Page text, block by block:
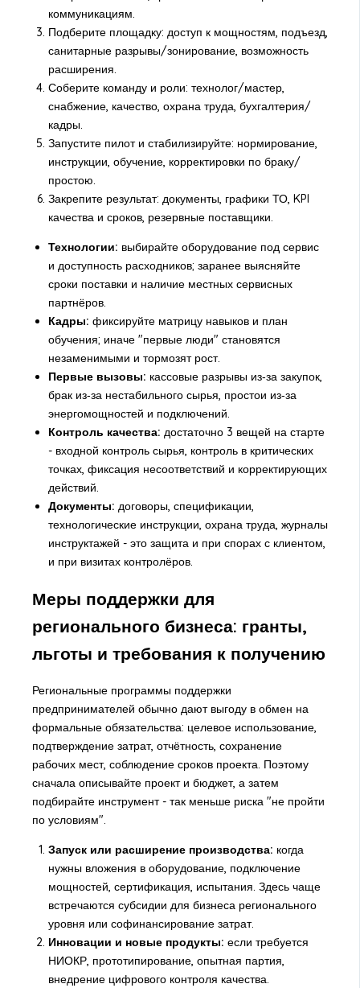
коммуникациям.
Подберите площадку: доступ к мощностям, подъезд,
санитарные разрывы/зонирование, возможность
расширения.
Соберите команду и роли: технолог/мастер,
снабжение, качество, охрана труда, бухгалтерия/
кадры.
Запустите пилот и стабилизируйте: нормирование,
инструкции, обучение, корректировки по браку/
простою.
Закрепите результат: документы, графики ТО, KPI
качества и сроков, резервные поставщики.
Технологии: выбирайте оборудование под сервис
и доступность расходников; заранее выясняйте
сроки поставки и наличие местных сервисных
партнёров.
Кадры: фиксируйте матрицу навыков и план
обучения; иначе "первые люди" становятся
незаменимыми и тормозят рост.
Первые вызовы: кассовые разрывы из‑за закупок,
брак из‑за нестабильного сырья, простои из‑за
энергомощностей и подключений.
Контроль качества: достаточно 3 вещей на старте
- входной контроль сырья, контроль в критических
точках, фиксация несоответствий и корректирующих
действий.
Документы: договоры, спецификации,
технологические инструкции, охрана труда, журналы
инструктажей - это защита и при спорах с клиентом,
и при визитах контролёров.
Меры поддержки для
регионального бизнеса: гранты,
льготы и требования к получению
Региональные программы поддержки
предпринимателей обычно дают выгоду в обмен на
формальные обязательства: целевое использование,
подтверждение затрат, отчётность, сохранение
рабочих мест, соблюдение сроков проекта. Поэтому
сначала описывайте проект и бюджет, а затем
подбирайте инструмент - так меньше риска "не пройти
по условиям".
Запуск или расширение производства: когда
нужны вложения в оборудование, подключение
мощностей, сертификация, испытания. Здесь чаще
встречаются субсидии для бизнеса регионального
уровня или софинансирование затрат.
Инновации и новые продукты: если требуется
НИОКР, прототипирование, опытная партия,
внедрение цифрового контроля качества.